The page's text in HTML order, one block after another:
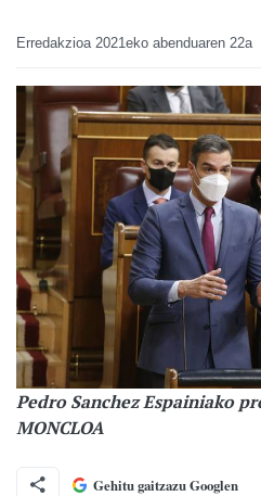
Erredakzioa 2021eko abenduaren 22a
Pedro Sanchez Espainiako
MONCLOA
Gehitu gaitzazu Googlen